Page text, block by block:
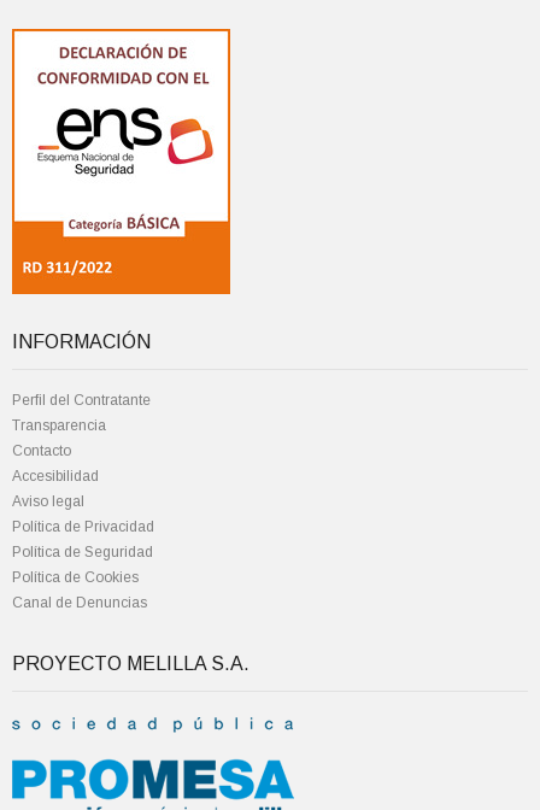
INFORMACIÓN
Perfil del Contratante
Transparencia
Contacto
Accesibilidad
Aviso legal
Política de Privacidad
Política de Seguridad
Política de Cookies
Canal de Denuncias
PROYECTO MELILLA S.A.